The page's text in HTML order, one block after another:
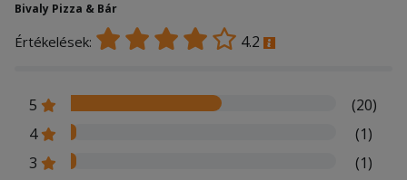
Bivaly Pizza & Bár
Értékelések: 4.2
5
(20)
4
(1)
3
(1)